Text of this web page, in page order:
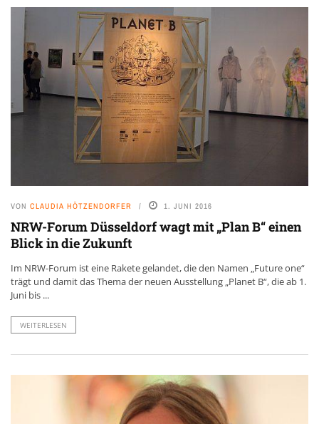
VON CLAUDIA HÖTZENDORFER 1. JUNI 2016
NRW-Forum Düsseldorf wagt mit „Plan B“ einen
Blick in die Zukunft
Im NRW-Forum ist eine Rakete gelandet, die den Namen „Future one“
trägt und damit das Thema der neuen Ausstellung „Planet B“, die ab 1.
Juni bis ...
WEITERLESEN